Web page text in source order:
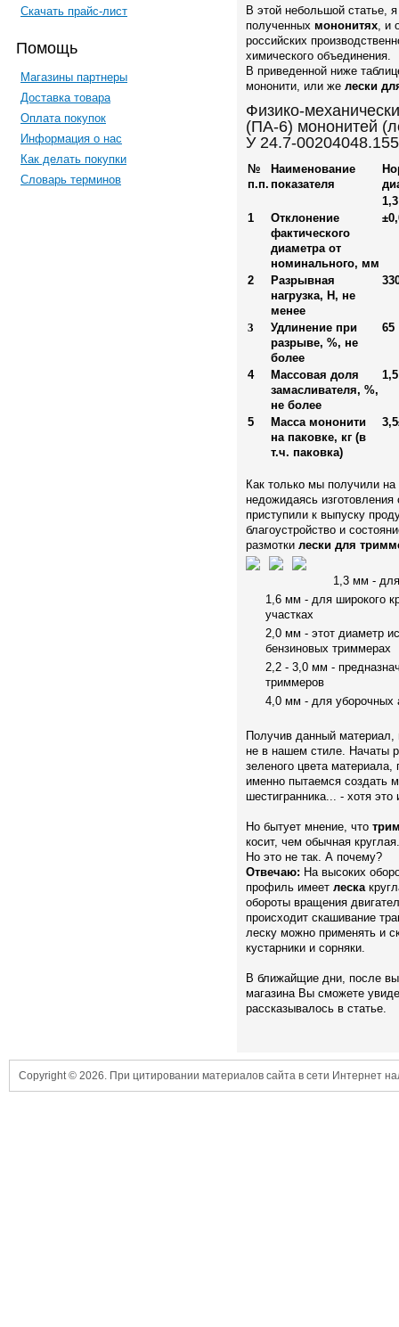
Скачать прайс-лист
Помощь
Магазины партнеры
Доставка товара
Оплата покупок
Информация о нас
Как делать покупки
Словарь терминов
В этой небольшой статье,
полученных мононитях, и
российских
химического объединения.
В приведенной ниже
мононити, или же лески
Физико-
(ПА-6) мононитей
У 24.7-
№
п.п.
Наименование
показателя
1,3
1
Отклонение
фактического
диаметра от
номинального, мм
2
Разрывная
нагрузка, Н, не
менее
3
Удлинение при
разрыве, %, не
более
65
4
Массовая доля
замасливателя, %,
не более
1,5
5
Масса мононити
на паковке, кг (в
т.ч. паковка)
Как только мы получили
недожидаясь изготовления
приступили к выпуску
благоустройство и
размотки лески для
1,3 мм -
1,6 мм - для широкого
участках
2,0 мм - этот диаметр
бензиновых триммерах
2,2 - 3,0 мм -
триммеров
4,0 мм - для уборочных
Получив данный материал,
не в нашем стиле. Начаты
зеленого цвета
именно пытаемся создать
шестигранника... - хотя это
Но бытует мнение, что
косит, чем обычная круглая.
Но это не так. А почему?
Отвечаю: На высоких
профиль имеет леска
обороты вращения
происходит скашивание
леску можно применять и
кустарники и сорняки.
В ближайщие дни, после
магазина Вы сможете
рассказывалось в статье.
Copyright © 2026. При цитировании материалов сайта в сети Интернет